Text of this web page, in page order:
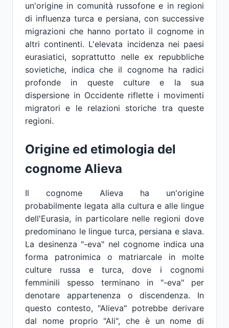
un'origine in comunità russofone e in regioni
di influenza turca e persiana, con successive
migrazioni che hanno portato il cognome in
altri continenti. L'elevata incidenza nei paesi
eurasiatici, soprattutto nelle ex repubbliche
sovietiche, indica che il cognome ha radici
profonde in queste culture e la sua
dispersione in Occidente riflette i movimenti
migratori e le relazioni storiche tra queste
regioni.
Origine ed etimologia del
cognome Alieva
Il cognome Alieva ha un'origine
probabilmente legata alla cultura e alle lingue
dell'Eurasia, in particolare nelle regioni dove
predominano le lingue turca, persiana e slava.
La desinenza "-eva" nel cognome indica una
forma patronimica o matriarcale in molte
culture russa e turca, dove i cognomi
femminili spesso terminano in "-eva" per
denotare appartenenza o discendenza. In
questo contesto, "Alieva" potrebbe derivare
dal nome proprio "Ali", che è un nome di